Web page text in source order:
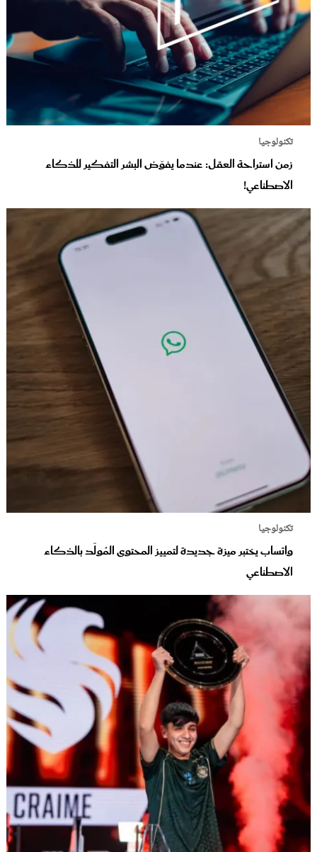
تكنولوجيا
زمن استراحة العقل: عندما يفوّض البشر التفكير للذكاء
الاصطناعي!
تكنولوجيا
واتساب يختبر ميزة جديدة لتمييز المحتوى المُولّد بالذكاء
الاصطناعي